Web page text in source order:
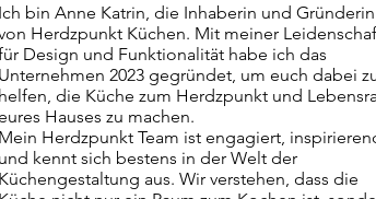
Ich bin Anne Katrin, die Inhaberin und Gründerin
Herdzpunkt Küchen. Mit meiner
Design und Funktionalität habe ich das
Unternehmen 2023 gegründet, um euch dabei
helfen, die Küche zum Herdzpunkt und
Hauses zu machen.
Mein Herdzpunkt Team ist engagiert,
und kennt sich bestens in der Welt der
Küchengestaltung aus. Wir verstehen, dass die